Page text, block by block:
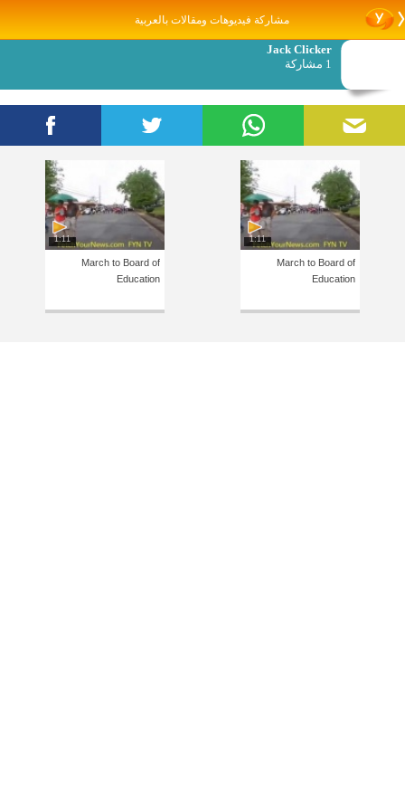
مشاركة فيديوهات ومقالات بالعربية
Jack Clicker
1 مشاركة
1:11
March to Board of
Education
1:11
March to Board of
Education